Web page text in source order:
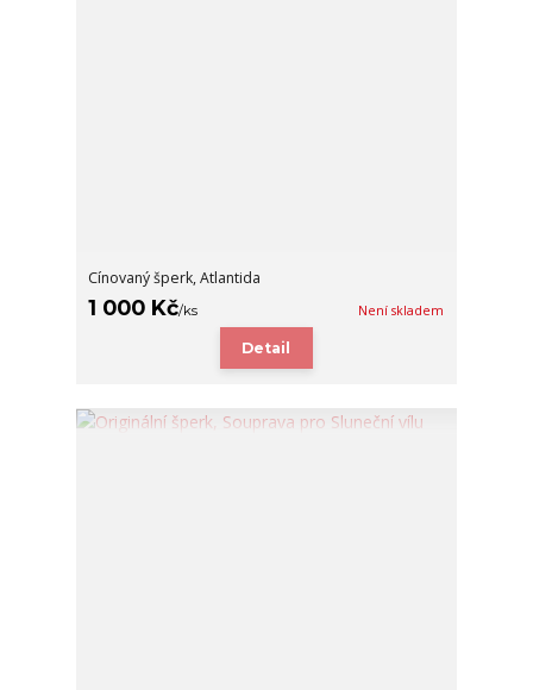
Cínovaný šperk, Atlantida
1 000 Kč/ks Není skladem
Detail